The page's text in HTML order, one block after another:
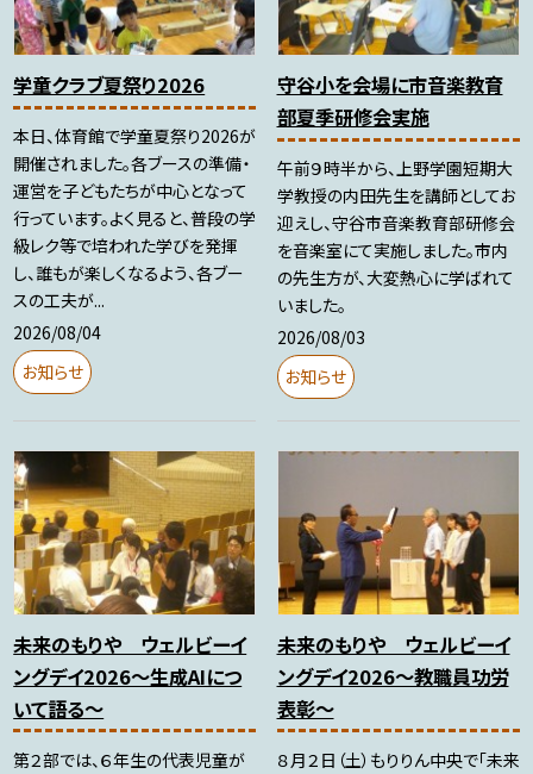
学童クラブ夏祭り2026
本日、体育館で学童夏祭り2026が
開催されました。各ブースの準備・
運営を子どもたちが中心となって
行っています。よく見ると、普段の学
級レク等で培われた学びを発揮
し、誰もが楽しくなるよう、各ブー
スの工夫が...
2026/08/04
お知らせ
守谷小を会場に市音楽教育
部夏季研修会実施
午前９時半から、上野学園短期大
学教授の内田先生を講師としてお
迎えし、守谷市音楽教育部研修会
を音楽室にて実施しました。市内
の先生方が、大変熱心に学ばれて
いました。
2026/08/03
お知らせ
未来のもりや ウェルビーイ
ングデイ2026～生成AIにつ
いて語る～
第２部では、６年生の代表児童が
未来のもりや ウェルビーイ
ングデイ2026～教職員功労
表彰～
８月２日（土）もりりん中央で「未来